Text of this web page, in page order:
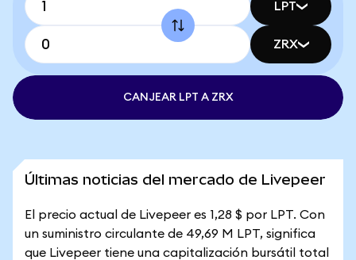
LPT
ZRX
CANJEAR LPT A ZRX
Últimas noticias del mercado de Livepeer
El precio actual de Livepeer es 1,28 $ por LPT. Con
un suministro circulante de 49,69 M LPT, significa
que Livepeer tiene una capitalización bursátil total